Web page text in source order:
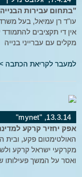
"בתחום עבירות
עו"ד רן עמיאל, בעל
אין די תקציבים
מקלים עם עברייני בנייה
למעבר לקריאת הכתבה
13.3.14, "mynet"
אפק יחזיר קרקע למדינה, וישלם
האולטימטום פקע, ובית
ואסר על המשך פעילותו